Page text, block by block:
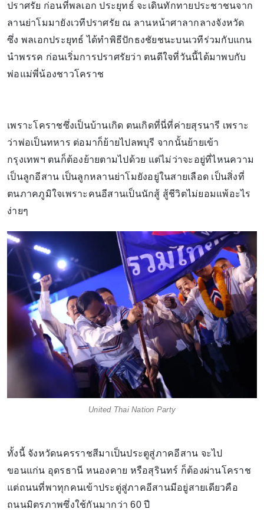
ปราศรัย ก่อนที่พลเอก ประยุทธ์ จะเดินทักทายประชาชนจาก
ลานย่าโมมายังเวทีปราศรัย ณ ลานหน้าศาลากลางจังหวัด
ซึ่ง พลเอกประยุทธ์ ได้ทำพิธีปักธงชัยชนะบนเวทีร่วมกับแกน
นำพรรค ก่อนเริ่มการปราศรัยว่า ตนดีใจที่วันนี้ได้มาพบกับ
พ่อแม่พี่น้องชาวโคราช
เพราะโคราชซึ่งเป็นบ้านเกิด ตนเกิดที่นี่ที่ค่ายสุรนารี เพราะ
ว่าพ่อเป็นทหาร ต่อมาก็ย้ายไปลพบุรี จากนั้นย้ายเข้า
กรุงเทพฯ ตนก็ต้องย้ายตามไปด้วย แต่ไม่ว่าจะอยู่ที่ไหนความ
เป็นลูกอีสาน เป็นลูกหลานย่าโมยังอยู่ในสายเลือด เป็นสิ่งที่
ตนภาคภูมิใจเพราะคนอีสานเป็นนักสู้ สู้ชีวิตไม่ยอมแพ้อะไร
ง่ายๆ
United Thai Nation Party
ทั้งนี้ จังหวัดนครราชสีมาเป็นประตูสู่ภาคอีสาน จะไป
ขอนแก่น อุดรธานี หนองคาย หรือสุรินทร์ ก็ต้องผ่านโคราช
แต่ถนนที่พาทุกคนเข้าประตู่สู่ภาคอีสานมีอยู่สายเดียวคือ
ถนนมิตรภาพซึ่งใช้กันมากว่า 60 ปี